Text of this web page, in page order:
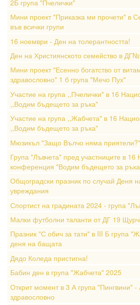
2Б група "Пчелички"
Мини проект "Приказка ми прочети" в
във всички групи
16 ноември - Ден на толерантността!
Ден на Християнското семейство в
Мини проект "Есенно богатство от
здравословно" 1 б група "Мечо Пух"
Участие на група ,,Пчелички" в 16
,,Водим бъдещето за ръка"
Участие на група ,,Жабчета" в 16
,,Водим бъдещето за ръка"
Мюзикъл "Защо Вълчо няма приятели?"
Група "Лъвчета" пред участниците в
конференция "Водим бъдещето за
Общоградски празник по случай Деня
увреждания
Спортист на градината 2024 - група
Малки футболни таланти от ДГ 19
Празник "С обич за тати" в III Б група
деня на бащата
Дядо Коледа пристигна!
Бабин ден в група "Жабчета" 2025
Открит момент в 3 А група "Пингвини" -
здравословно